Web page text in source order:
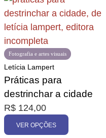
Fotografia e artes visuais
Letícia Lampert
Práticas para
destrinchar a cidade
R$ 124,00
VER OPÇÕES